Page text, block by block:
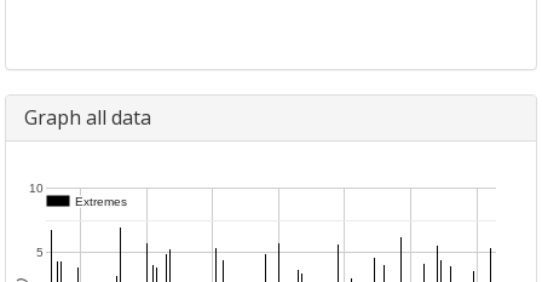
Graph all data
5
10
Extremes
Extremes